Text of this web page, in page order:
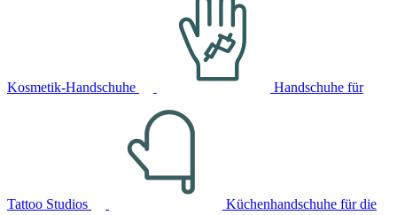
Kosmetik-Handschuhe Handschuhe für
Tattoo Studios Küchenhandschuhe für die